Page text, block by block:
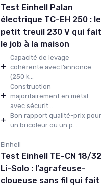
Test Einhell Palan
électrique TC-EH 250 : le
petit treuil 230 V qui fait
le job à la maison
+
Capacité de levage
cohérente avec l’annonce
(250 k...
+
Construction
majoritairement en métal
avec sécurit...
+ Bon rapport qualité-prix pour
un bricoleur ou un p...
Einhell
Test Einhell TE-CN 18/32
Li-Solo : l’agrafeuse-
cloueuse sans fil qui fait